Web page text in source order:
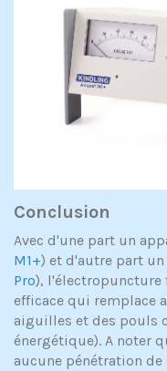
Conclusion
Avec d'une part un
M1+) et d'autre part
Pro), l'électropuncture
efficace qui remplace
aiguilles et des pouls
énergétique). A noter
aucune pénétration